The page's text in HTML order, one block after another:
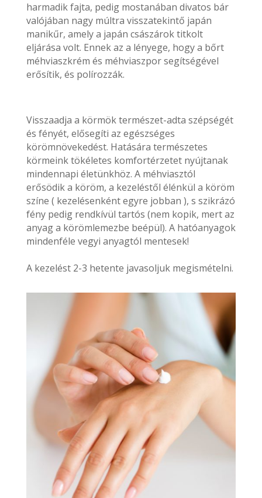
harmadik fajta, pedig mostanában divatos bár
valójában nagy múltra visszatekintő japán
manikűr, amely a japán császárok titkolt
eljárása volt. Ennek az a lényege, hogy a bőrt
méhviaszkrém és méhviaszpor segítségével
erősítik, és polírozzák.
Visszaadja a körmök természet-adta szépségét
és fényét, elősegíti az egészséges
körömnövekedést. Hatására természetes
körmeink tökéletes komfortérzetet nyújtanak
mindennapi életünkhöz. A méhviasztól
erősödik a köröm, a kezeléstől élénkül a köröm
színe ( kezelésenként egyre jobban ), s szikrázó
fény pedig rendkívül tartós (nem kopik, mert az
anyag a körömlemezbe beépül). A hatóanyagok
mindenféle vegyi anyagtól mentesek!
A kezelést 2-3 hetente javasoljuk megismételni.